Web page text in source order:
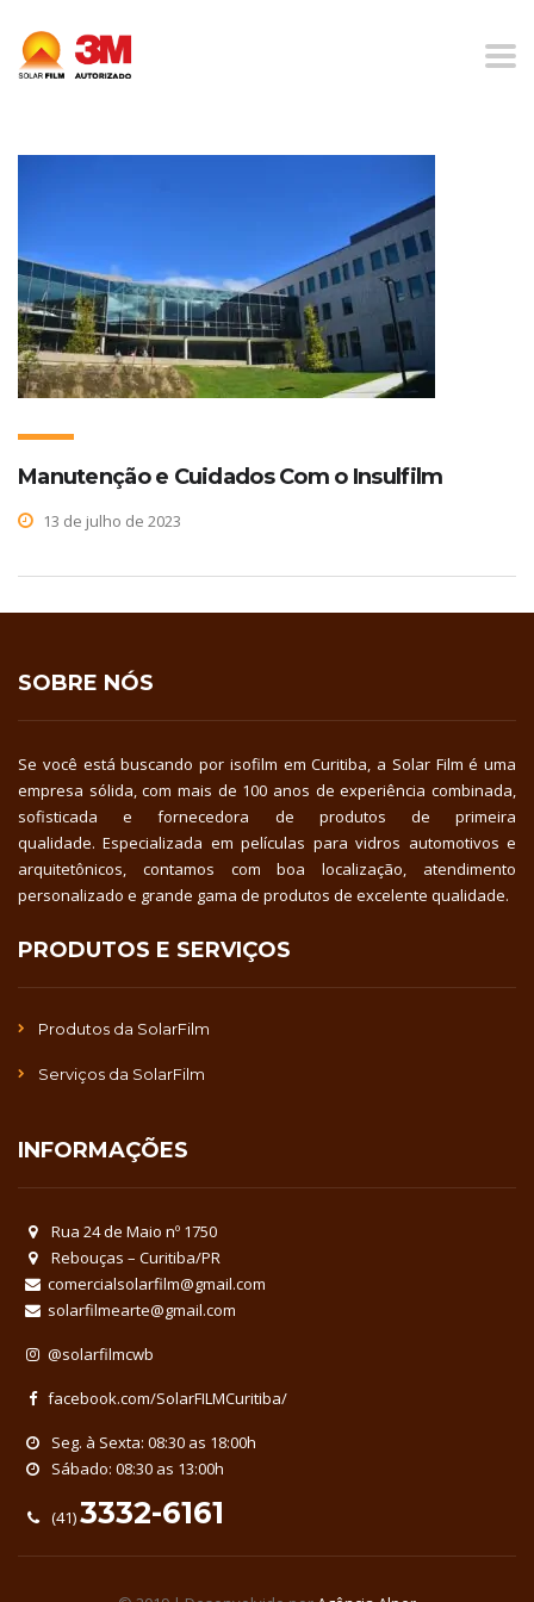
Home Blog
Manutenção e Cuidados Com o Insulfilm
13 de julho de 2023
SOBRE NÓS
Se você está buscando por isofilm em Curitiba, a Solar Film é uma
empresa sólida, com mais de 100 anos de experiência combinada,
sofisticada e fornecedora de produtos de primeira
qualidade. Especializada em películas para vidros automotivos e
arquitetônicos, contamos com boa localização, atendimento
personalizado e grande gama de produtos de excelente qualidade.
PRODUTOS E SERVIÇOS
Produtos da SolarFilm
Serviços da SolarFilm
INFORMAÇÕES
Rua 24 de Maio nº 1750
Rebouças – Curitiba/PR
comercialsolarfilm@gmail.com
solarfilmearte@gmail.com
@solarfilmcwb
facebook.com/SolarFILMCuritiba/
Seg. à Sexta: 08:30 as 18:00h
Sábado: 08:30 as 13:00h
(41)3332-6161